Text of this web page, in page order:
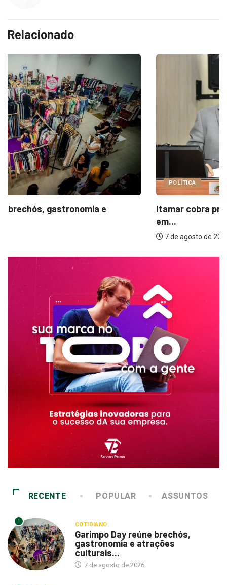
Relacionado
POLÍTICA
Itamar cobra prazo para melhorias estruturais
RECENTE POPULAR ASSUNTOS
1 COTIDIANO
Garimpo Day reúne brechós,
gastronomia e atrações
culturais...
7 de agosto de 2026